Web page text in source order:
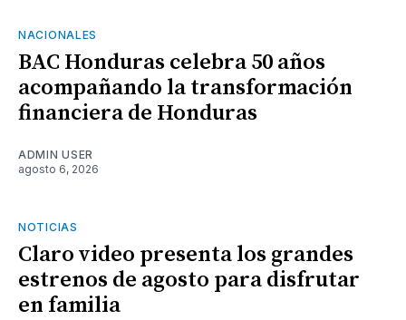
NACIONALES
BAC Honduras celebra 50 años
acompañando la transformación
financiera de Honduras
ADMIN USER
agosto 6, 2026
NOTICIAS
Claro video presenta los grandes
estrenos de agosto para disfrutar
en familia